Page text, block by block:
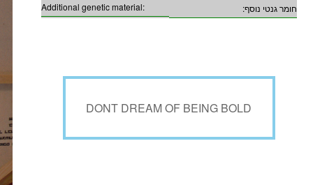
Additional genetic material:
חומר גנטי נוסף:
DONT DREAM OF BEING BOLD